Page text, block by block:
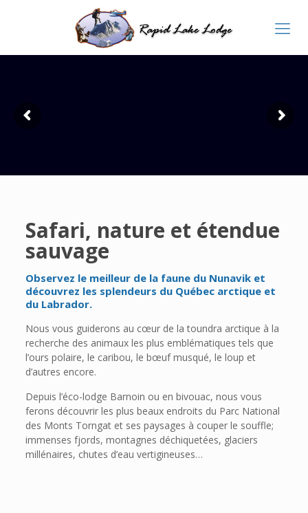
Safari, nature et étendue
sauvage
Observez le meilleur de la faune du Nunavik et
découvrez les splendeurs du Québec arctique et
du Labrador.
Nous vous guiderons au cœur de la toundra arctique à la
recherche des animaux les plus emblématiques tels que
l’ours polaire, le caribou, le bœuf musqué, le loup et
d’autres encore.
Depuis l’éco-lodge Barnoin ou en bivouac, nous vous
ferons découvrir les plus beaux endroits du Parc National
des Monts Torngat et ses paysages à couper le souffle;
immenses fjords, montagnes déchiquetées, glaciers
millénaires, chutes d’eau vertigineuses…